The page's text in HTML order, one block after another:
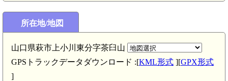
所在地/地図
山口県萩市上小川東分字茶臼山
GPSトラックデータダウンロード :[KML形式 ][GPX形式
]
長門 鹿ヶ嶽城(2.6km)